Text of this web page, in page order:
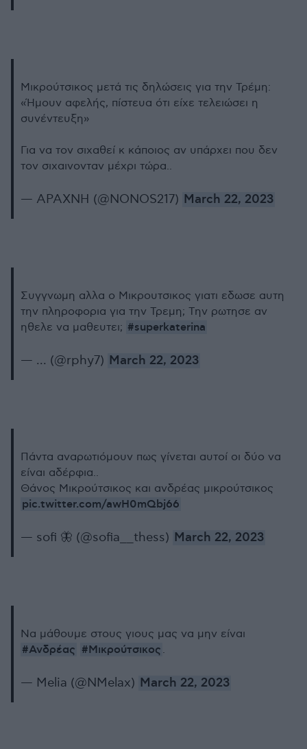
Μικρούτσικος μετά τις δηλώσεις για την Τρέμη:
«Ήμουν αφελής, πίστευα ότι είχε τελειώσει η
συνέντευξη»
Για να τον σιχαθεί κ κάποιος αν υπάρχει που δεν
τον σιχαινονταν μέχρι τώρα..
— ΑΡΑΧΝΗ (@NONOS217) March 22, 2023
Συγγνωμη αλλα ο Μικρουτσικος γιατι εδωσε αυτη
την πληροφορια για την Τρεμη; Την ρωτησε αν
ηθελε να μαθευτει; #superkaterina
— ... (@rphy7) March 22, 2023
Πάντα αναρωτιόμουν πως γίνεται αυτοί οι δύο να
είναι αδέρφια..
Θάνος Μικρούτσικος και ανδρέας μικρούτσικος
pic.twitter.com/awH0mQbj66
— sofi 🦋 (@sofia__thess) March 22, 2023
Να μάθουμε στους γιους μας να μην είναι
#Ανδρέας #Μικρούτσικος .
— Melia (@NMelax) March 22, 2023